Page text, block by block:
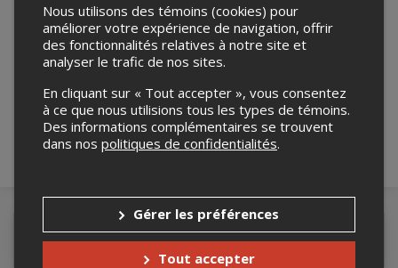
Merci de confirmer que vous n'êtes pas un
robot ci-bas.
Détails de l'événement
Nous utilisons des témoins (cookies) pour
améliorer votre expérience de navigation, offrir
des fonctionnalités relatives à notre site et
analyser le trafic de nos sites.
En cliquant sur « Tout accepter », vous consentez
à ce que nous utilisions tous les types de témoins.
Des informations complémentaires se trouvent
dans nos politiques de confidentialités.
Gérer les préférences
Tout accepter